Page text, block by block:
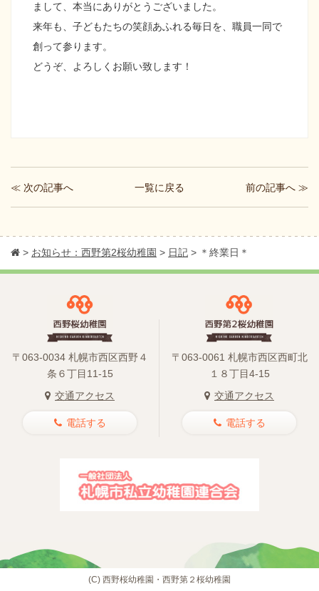
まして、本当にありがとうございました。
来年も、子どもたちの笑顔あふれる毎日を、職員一同で
創って参ります。
どうぞ、よろしくお願い致します！
≪ 次の記事へ 一覧に戻る 前の記事へ ≫
> お知らせ：西野第2桜幼稚園 > 日記 > ＊終業日＊
〒063-0034 札幌市西区西野４
条６丁目11-15
交通アクセス
電話する
〒063-0061 札幌市西区西町北
１８丁目4-15
交通アクセス
電話する
(C) 西野桜幼稚園・西野第２桜幼稚園